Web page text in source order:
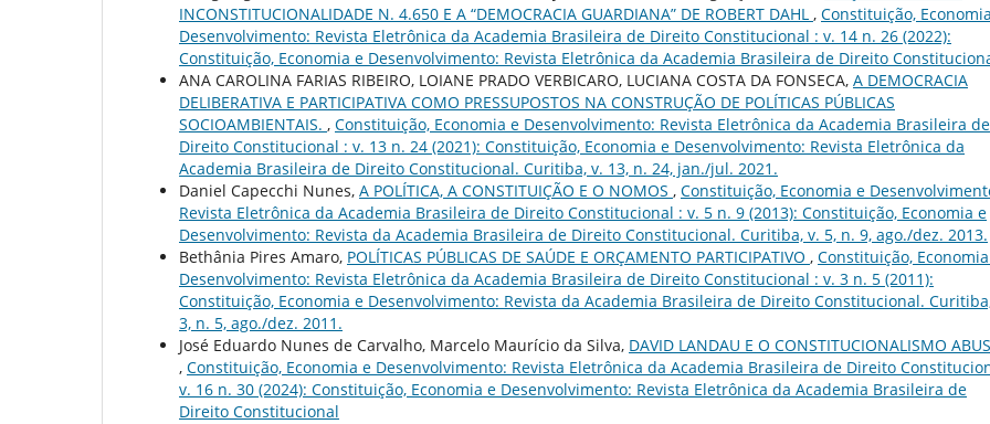
INCONSTITUCIONALIDADE N. 4.650 E A “DEMOCRACIA GUARDIANA” DE ROBERT DAHL , Constituição,
Desenvolvimento: Revista Eletrônica da Academia Brasileira de Direito Constitucional : v. 14 n. 26 (2022):
Constituição, Economia e Desenvolvimento: Revista Eletrônica da Academia Brasileira de Direito
ANA CAROLINA FARIAS RIBEIRO, LOIANE PRADO VERBICARO, LUCIANA COSTA DA FONSECA, A DEMOCRACIA
DELIBERATIVA E PARTICIPATIVA COMO PRESSUPOSTOS NA CONSTRUÇÃO DE POLÍTICAS PÚBLICAS
SOCIOAMBIENTAIS. , Constituição, Economia e Desenvolvimento: Revista Eletrônica da Academia Brasileira de
Direito Constitucional : v. 13 n. 24 (2021): Constituição, Economia e Desenvolvimento: Revista Eletrônica da
Academia Brasileira de Direito Constitucional. Curitiba, v. 13, n. 24, jan./jul. 2021.
Daniel Capecchi Nunes, A POLÍTICA, A CONSTITUIÇÃO E O NOMOS , Constituição, Economia e
Revista Eletrônica da Academia Brasileira de Direito Constitucional : v. 5 n. 9 (2013): Constituição, Economia e
Desenvolvimento: Revista da Academia Brasileira de Direito Constitucional. Curitiba, v. 5, n. 9, ago./dez. 2013.
Bethânia Pires Amaro, POLÍTICAS PÚBLICAS DE SAÚDE E ORÇAMENTO PARTICIPATIVO , Constituição,
Desenvolvimento: Revista Eletrônica da Academia Brasileira de Direito Constitucional : v. 3 n. 5 (2011):
Constituição, Economia e Desenvolvimento: Revista da Academia Brasileira de Direito Constitucional.
3, n. 5, ago./dez. 2011.
José Eduardo Nunes de Carvalho, Marcelo Maurício da Silva, DAVID LANDAU E O CONSTITUCIONALISMO
, Constituição, Economia e Desenvolvimento: Revista Eletrônica da Academia Brasileira de Direito
v. 16 n. 30 (2024): Constituição, Economia e Desenvolvimento: Revista Eletrônica da Academia Brasileira de
Direito Constitucional